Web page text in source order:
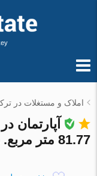
املاک و مستغلات در
81.77 متر مربع. شماره 81775